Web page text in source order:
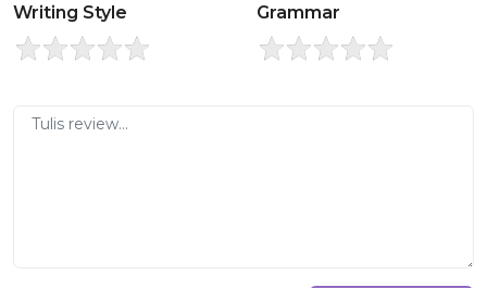
Writing Style Grammar